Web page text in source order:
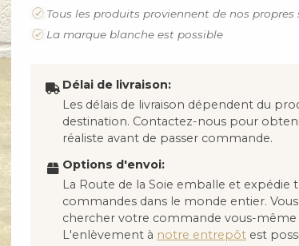
Tous les produits proviennent de nos propres
La marque blanche est possible
Délai de livraison:
Les délais de livraison dépendent du
destination. Contactez-nous pour
réaliste avant de passer commande.
Options d'envoi:
La Route de la Soie emballe et expédie
commandes dans le monde entier.
chercher votre commande vous-même
L'enlèvement à notre entrepôtest